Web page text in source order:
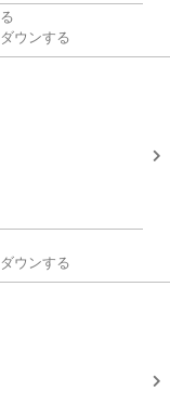
ウンする
ウンする